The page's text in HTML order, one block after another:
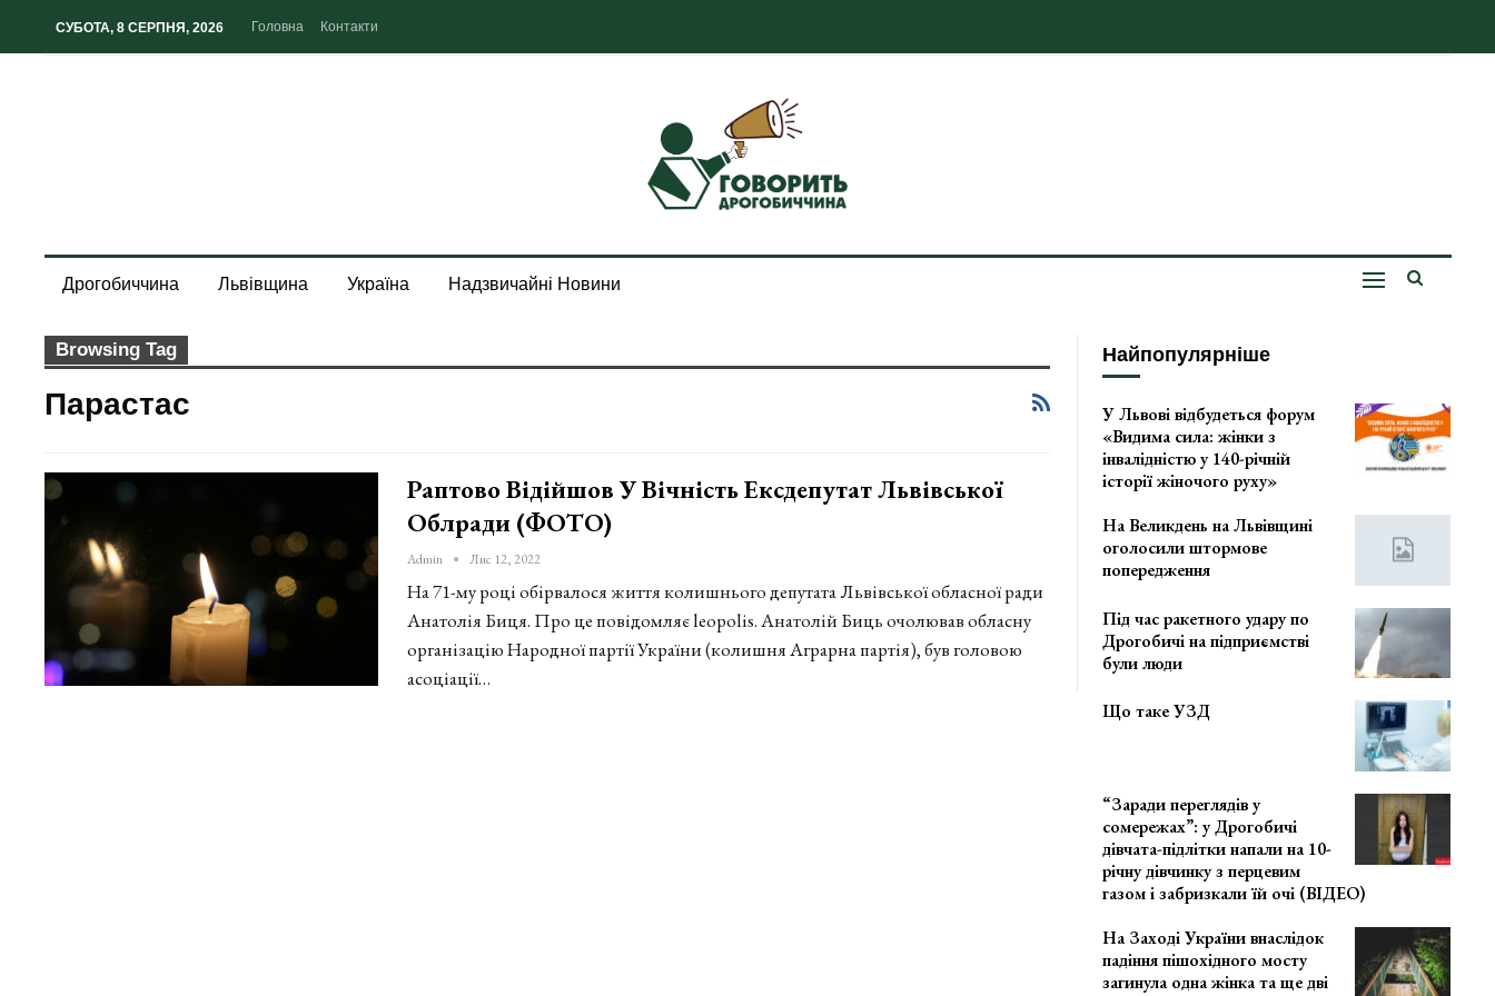
СУБОТА, 8 СЕРПНЯ, 2026 Головна Контакти
Дрогобиччина Львівщина Україна Надзвичайні Новини
Browsing Tag
Парастас
Раптово Відійшов У Вічність Ексдепутат Львівської
Облради (ФОТО)
Admin Лис 12, 2022
На 71-му році обірвалося життя колишнього депутата Львівської обласної ради
Анатолія Биця. Про це повідомляє leopolis. Анатолій Биць очолював обласну
організацію Народної партії України (колишня Аграрна партія), був головою
асоціації…
Найпопулярніше
У Львові відбудеться форум
«Видима сила: жінки з
інвалідністю у 140-річній
історії жіночого руху»
На Великдень на Львівщині
оголосили штормове
попередження
Під час ракетного удару по
Дрогобичі на підприємстві
були люди
Що таке УЗД
“Заради переглядів у
сомережах”: у Дрогобичі
дівчата-підлітки напали на 10-
річну дівчинку з перцевим
газом і забризкали їй очі (ВІДЕО)
На Заході України внаслідок
падіння пішохідного мосту
загинула одна жінка та ще дві